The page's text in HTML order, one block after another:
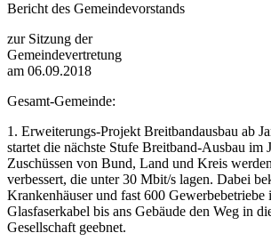
Bericht des Gemeindevorstands
zur Sitzung der
Gemeindevertretung
am 06.09.2018
Gesamt-Gemeinde:
1. Erweiterungs-Projekt Breitbandausbau ab
startet die nächste Stufe Breitband-Ausbau im
Zuschüssen von Bund, Land und Kreis
verbessert, die unter 30 Mbit/s lagen. Dabei
Krankenhäuser und fast 600
Glasfaserkabel bis ans Gebäude den Weg in
Gesellschaft geebnet.